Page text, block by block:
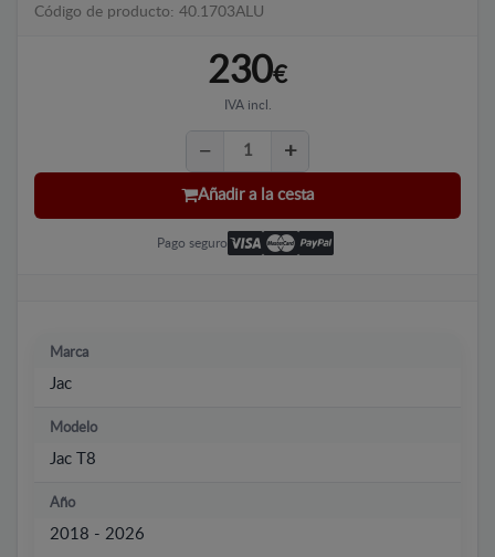
Código de producto: 40.1703ALU
230€
IVA incl.
Añadir a la cesta
Pago seguro
Marca
Jac
Modelo
Jac T8
Año
2018 - 2026